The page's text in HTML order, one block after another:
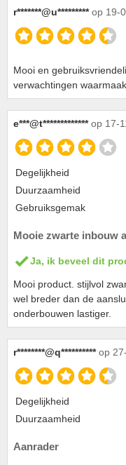
r*******@u********* op 19-
Mooi en
verwachtingen
e***@t************* op 17-
Degelijkheid
Duurzaamheid
Gebruiksgemak
Mooie zwarte inbouw
Ja, ik beveel dit
Mooi product. stijlvol
wel breder dan de
onderbouwen lastiger.
r********@q********** op
Degelijkheid
Duurzaamheid
Aanrader